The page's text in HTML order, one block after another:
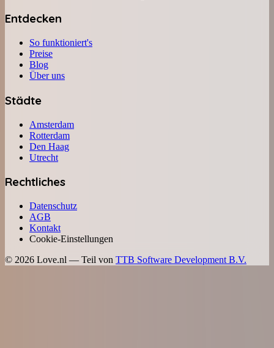
Entdecken
So funktioniert's
Preise
Blog
Über uns
Städte
Amsterdam
Rotterdam
Den Haag
Utrecht
Rechtliches
Datenschutz
AGB
Kontakt
Cookie-Einstellungen
© 2026 Love.nl — Teil von TTB Software Development B.V.